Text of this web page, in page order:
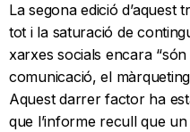
La segona edició d’aquest
tot i la saturació de
xarxes socials encara
comunicació, el
Aquest darrer factor ha
que l’informe recull que